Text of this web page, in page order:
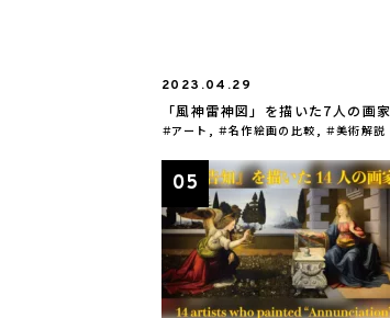
2023.04.29
「風神雷神図」を描いた7人の画家
アート , 名作絵画の比較 , 美術解説